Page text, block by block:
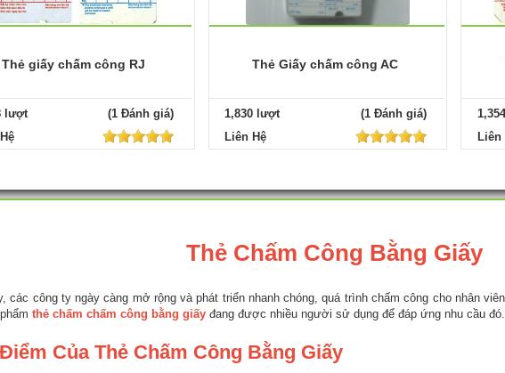
Thẻ giấy chấm công RJ
lượt
(1 Đánh giá)
Thẻ Giấy chấm công AC
1,830 lượt
(1 Đánh giá)
Liên Hệ
Liên
Thẻ Chấm Công Bằng Giấy
các công ty ngày càng mở rộng và phát triển nhanh chóng, quá trình chấm công cho nhân
thẻ chấm chấm công bằng giấyđang được nhiều người sử dụng để đáp ứng nhu cầu đó.
Của Thẻ Chấm Công Bằng Giấy